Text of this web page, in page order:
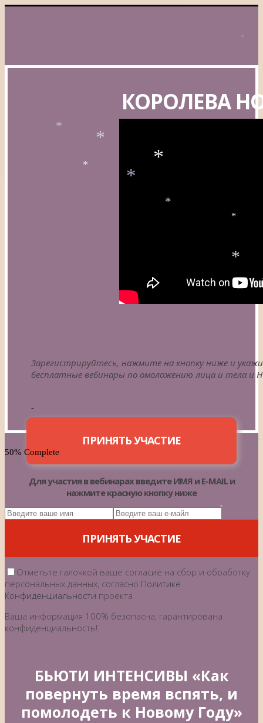
*
*
КОРОЛЕВА
Зарегистрируйтесь, нажмите на кнопку ниже и
бесплатные вебинары по омоложению лица и тела
-
ПРИНЯТЬ УЧАСТИЕ
50% Complete
Для участия в вебинарах введите ИМЯ и E-MAIL и
нажмите красную кнопку ниже
ПРИНЯТЬ УЧАСТИЕ
Отметьте галочкой ваше согласие на сбор и обработку
персональных данных, согласно Политике
Конфиденциальности проекта
Ваша информация 100% безопасна, гарантирована
конфиденциальность!
БЬЮТИ ИНТЕНСИВЫ «Как
повернуть время вспять, и
помолодеть к Новому Году»